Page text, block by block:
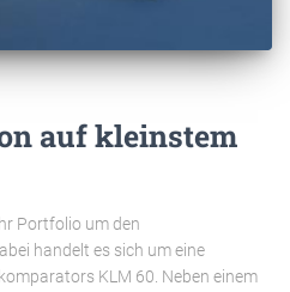
auf kleinstem
Portfolio um den
handelt es sich um eine
KLM 60. Neben einem